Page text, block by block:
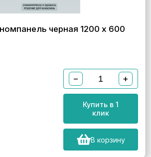
черная 1200 х 600
− +
Купить в 1
клик
В корзину